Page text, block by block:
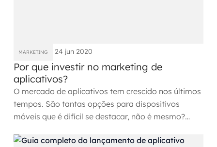
MARKETING 24 jun 2020
Por que investir no marketing de
aplicativos?
O mercado de aplicativos tem crescido nos últimos
tempos. São tantas opções para dispositivos
móveis que é difícil se destacar, não é mesmo?